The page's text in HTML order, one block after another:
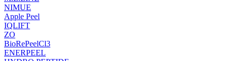
NIMUE
Apple Peel
IQLIFT
ZO
BioRePeelCl3
ENERPEEL